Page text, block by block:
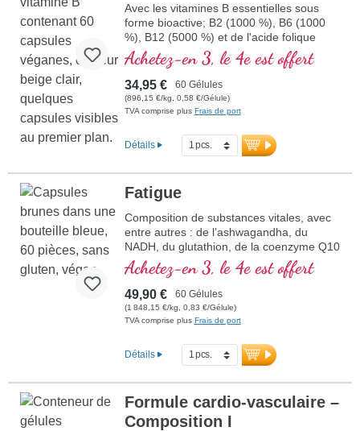
Avec les vitamines B essentielles sous
forme bioactive; B2 (1000 %), B6 (1000
%), B12 (5000 %) et de l'acide folique
(400 %) ainsi que toutes les autres
vitamines B. Avec de la méthylcobalamine
et de l'adénosylcobalamine.
Achetez-en 3, le 4e est offert
34,95 € 60 Gélules
(896,15 €/kg, 0,58 €/Gélule)
TVA comprise plus Frais de port
Détails
Fatigue
Composition de substances vitales, avec
entre autres : de l’ashwagandha, du
NADH, du glutathion, de la coenzyme Q10
et de la vitamine B12, qui contribue à
réduire la fatigue et la lassitude
Achetez-en 3, le 4e est offert
49,90 € 60 Gélules
(1 848,15 €/kg, 0,83 €/Gélule)
TVA comprise plus Frais de port
Détails
Formule cardio-vasculaire –
Composition I